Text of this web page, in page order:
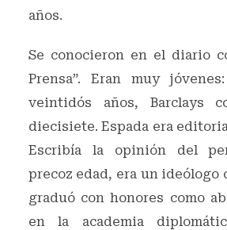
años.
Se conocieron en el diario
Prensa”. Eran muy
veintidós años, Barclays
diecisiete. Espada era
Escribía la opinión del
precoz edad, era un ideólogo
graduó con honores como
en la academia